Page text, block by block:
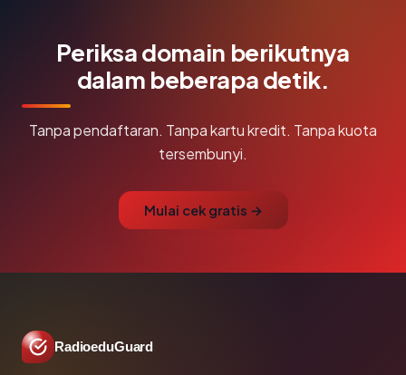
Periksa domain berikutnya
dalam beberapa detik.
Tanpa pendaftaran. Tanpa kartu kredit. Tanpa kuota
tersembunyi.
Mulai cek gratis →
RadioeduGuard